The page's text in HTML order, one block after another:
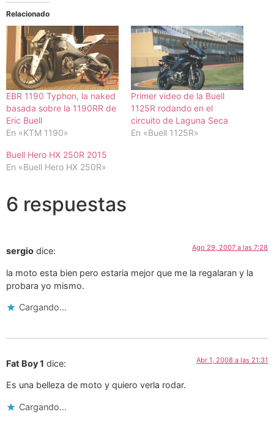
Relacionado
EBR 1190 Typhon, la naked
basada sobre la 1190RR de
Eric Buell
En «KTM 1190»
Primer video de la Buell
1125R rodando en el
circuito de Laguna Seca
En «Buell 1125R»
Buell Hero HX 250R 2015
En «Buell Hero HX 250R»
6 respuestas
sergio dice: Ago 29, 2007 a las 7:28
la moto esta bien pero estaria mejor que me la regalaran y la
probara yo mismo.
Cargando...
Fat Boy 1 dice: Abr 1, 2008 a las 21:31
Es una belleza de moto y quiero verla rodar.
Cargando...